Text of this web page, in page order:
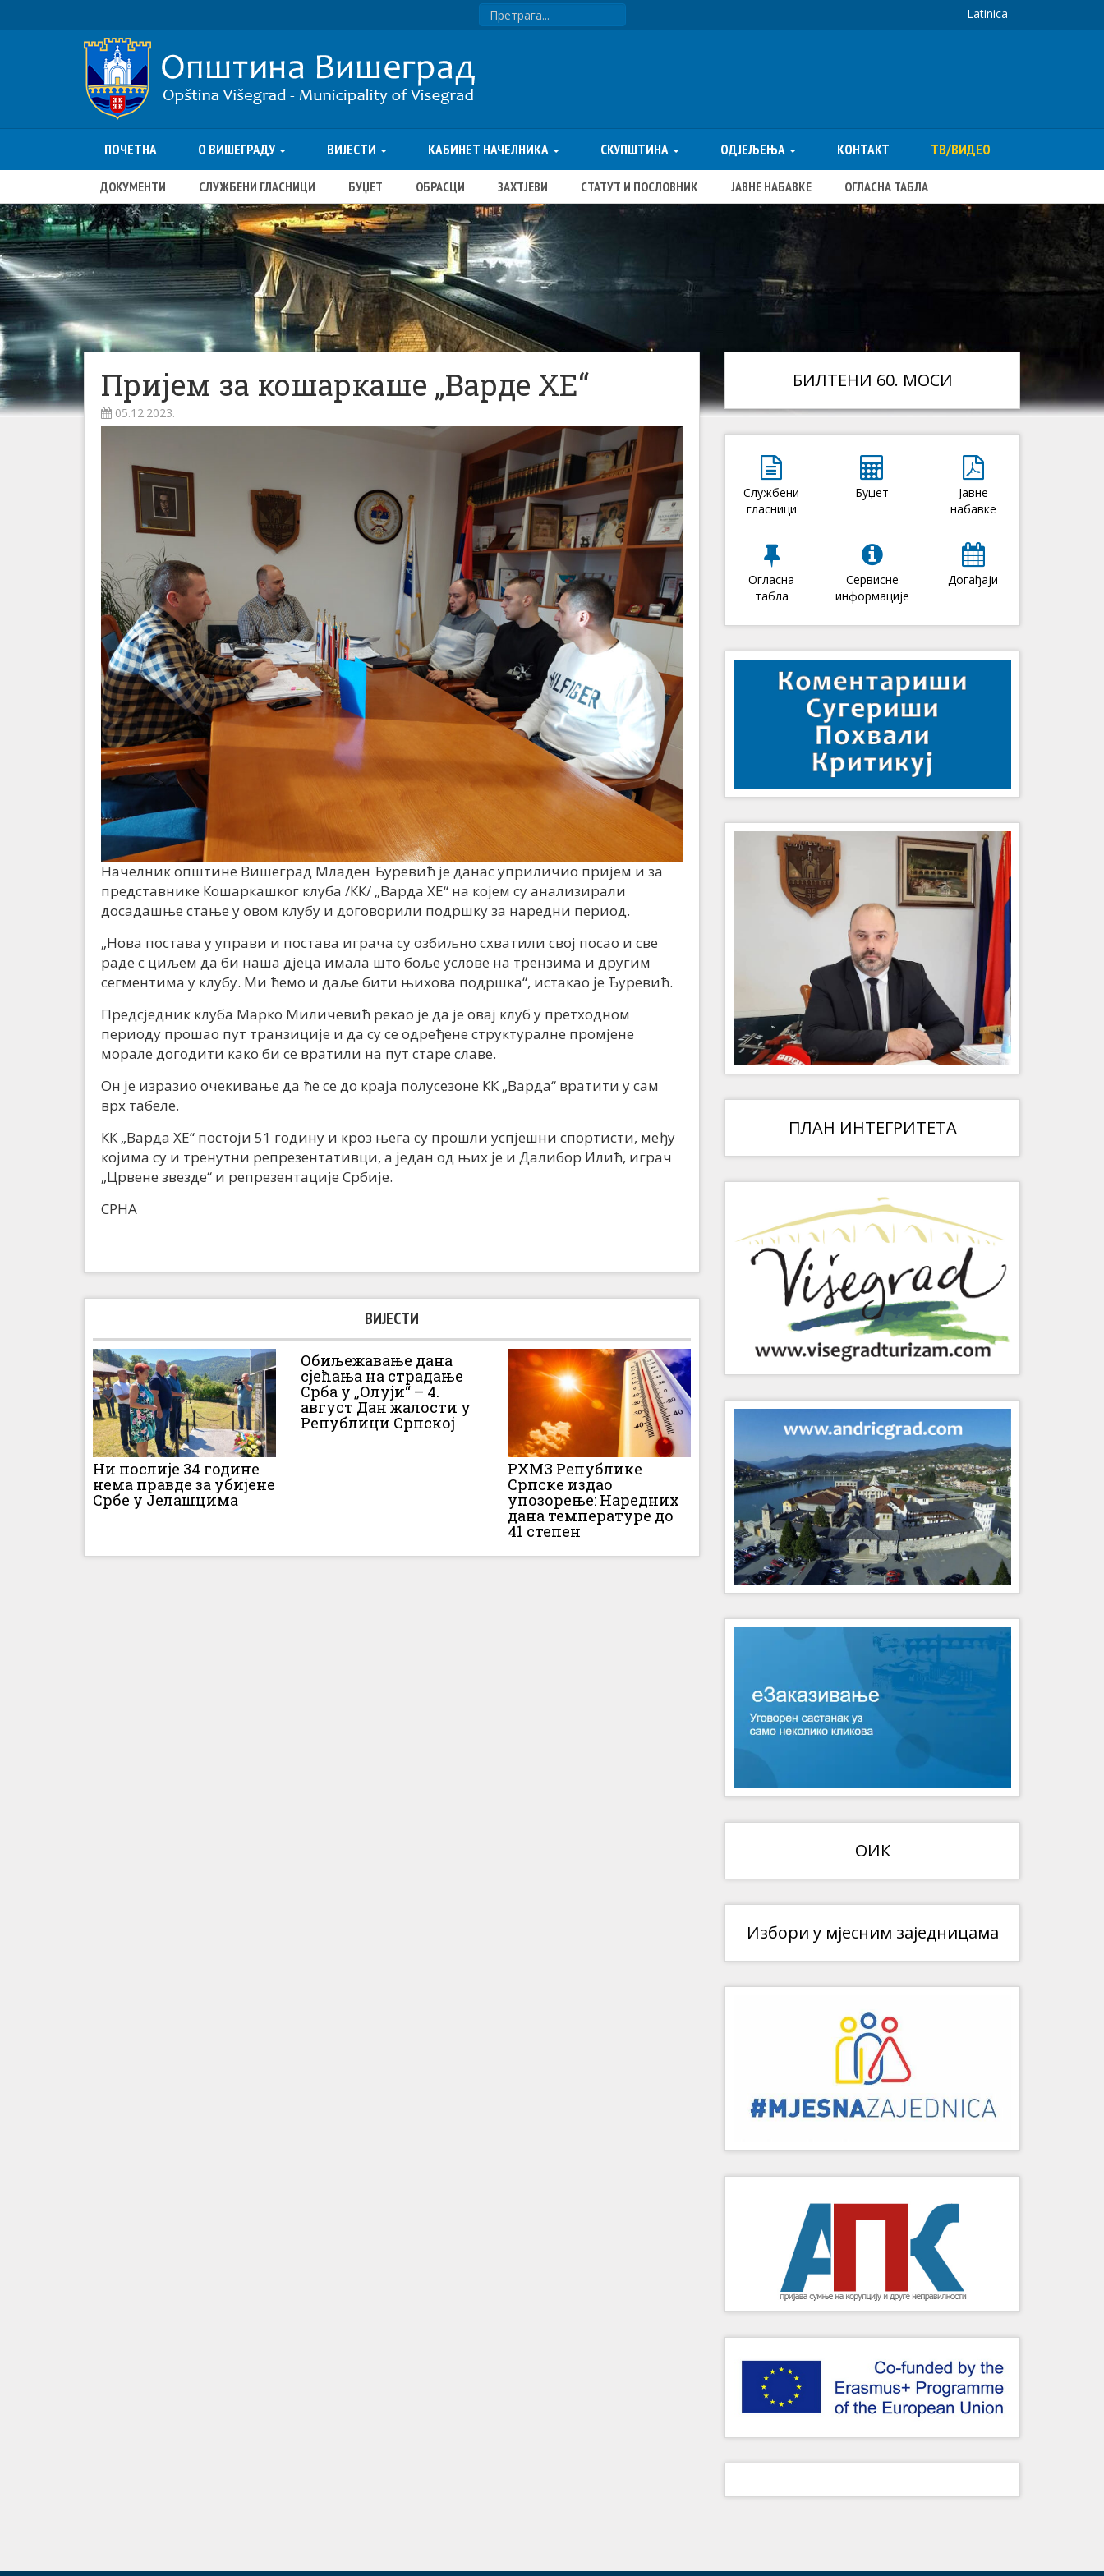
Latinica
ПОЧЕТНА О ВИШЕГРАДУ ВИЈЕСТИ КАБИНЕТ НАЧЕЛНИКА СКУПШТИНА ОДЈЕЉЕЊА КОНТАКТ ТВ/ВИДЕО
ДОКУМЕНТИ СЛУЖБЕНИ ГЛАСНИЦИ БУЏЕТ ОБРАСЦИ ЗАХТЈЕВИ СТАТУТ И ПОСЛОВНИК ЈАВНЕ НАБАВКЕ ОГЛАСНА ТАБЛА
Пријем за кошаркаше „Варде ХЕ“
05.12.2023.
Начелник општине Вишеград Младен Ђуревић је данас уприличио пријем и за
представнике Кошаркашког клуба /КК/ „Варда ХЕ“ на којем су анализирали
досадашње стање у овом клубу и договорили подршку за наредни период.
„Нова постава у управи и постава играча су озбиљно схватили свој посао и све
раде с циљем да би наша дјеца имала што боље услове на трензима и другим
сегментима у клубу. Ми ћемо и даље бити њихова подршка“, истакао је Ђуревић.
Предсједник клуба Марко Миличевић рекао је да је овај клуб у претходном
периоду прошао пут транзиције и да су се одређене структуралне промјене
морале догодити како би се вратили на пут старе славе.
Он је изразио очекивање да ће се до краја полусезоне КК „Варда“ вратити у сам
врх табеле.
КК „Варда ХЕ“ постоји 51 годину и кроз њега су прошли успјешни спортисти, међу
којима су и тренутни репрезентативци, а један од њих је и Далибор Илић, играч
„Црвене звезде“ и репрезентације Србије.
СРНА
ВИЈЕСТИ
Ни послије 34 године
нема правде за убијене
Србе у Јелашцима
Обиљежавање дана
сјећања на страдање
Срба у „Олуји“ – 4.
август Дан жалости у
Републици Српској
РХМЗ Републике
Српске издао
упозорење: Наредних
дана температуре до
41 степен
БИЛТЕНИ 60. МОСИ
Службени
гласници
Буџет
Јавне
набавке
Огласна
табла
Сервисне
информације
Догађаји
ПЛАН ИНТЕГРИТЕТА
ОИК
Избори у мјесним заједницама